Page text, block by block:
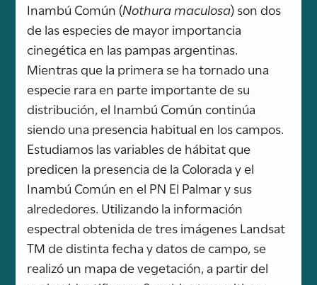
Inambú Común (Nothura maculosa) son dos
de las especies de mayor importancia
cinegética en las pampas argentinas.
Mientras que la primera se ha tornado una
especie rara en parte importante de su
distribución, el Inambú Común continúa
siendo una presencia habitual en los campos.
Estudiamos las variables de hábitat que
predicen la presencia de la Colorada y el
Inambú Común en el PN El Palmar y sus
alrededores. Utilizando la información
espectral obtenida de tres imágenes Landsat
TM de distinta fecha y datos de campo, se
realizó un mapa de vegetación, a partir del